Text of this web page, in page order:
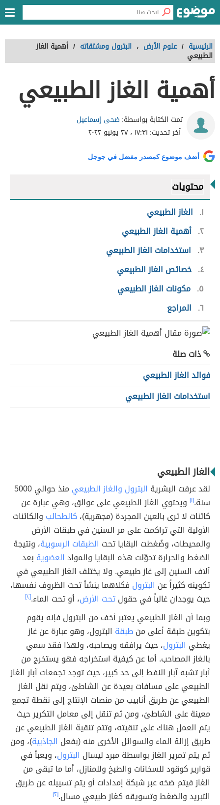
الرئيسية / علوم الأرض ، البترول ومشتقاته / أهمية الغاز
الطبيعي
أهمية الغاز الطبيعي
تمت الكتابة بواسطة: ضحى إسماعيل
آخر تحديث: ١٧:٣١ ، ٢٧ يونيو ٢٠٢٢
أضف موضوع كمصدر مفضل في جوجل
محتويات
١
الغاز الطبيعي
٢ أهمية الغاز الطبيعي
٣
استخدامات الغاز الطبيعي
٤ خصائص الغاز الطبيعي
٥ مكونات الغاز الطبيعي
٦ المراجع
ذات صلة
فوائد الغاز الطبيعي
استخدامات الغاز الطبيعي
الغاز الطبيعي
لقد عرفت البشرية البترول والغاز الطبيعي
منذ حوالي 5000
سنة.[١] ويحتوي الغاز الطبيعي على عوالق، وهي عبارة عن
كائنات لا ترى بالعين المجردة (مجهرية)، كالطحالب والكائنات
الأولية التي تراكمت على مر السنين في طبقات الأرض
والمحيطات، وضُغطت البقايا تحت الطبقات الرسوبية، ونتيجة
الضغط والحرارة تحوّلت هذه البقايا والمواد العضوية بعد
آلاف السنين إلى غاز طبيعي. ولا يختلف الغاز الطبيعي في
تكوينه كثيراً عن البترول فكلاهما ينشأ تحت الظروف نفسها،
حيث يوجدان غالباً في حقولتحت الأرض، أو تحت الماء.[٢]
وبما أن الغاز الطبيعي يعتبر أخف من البترول فإنه يقوم
بتكوين طبقة أعلى منطبقة البترول، وهو عبارة عن غاز
يغطي البترول، حيث يرافقه ويصاحبه، ولهذا فقد سمي
بالغاز المصاحب. أما عن كيفية استخراجه فهو يستخرج من
آبار تشبه آبار النفط إلى حد كبير، حيث توجد تجمعات آبار الغاز
الطبيعي على مسافات بعيدة عن الشاطئ، ويتم نقل الغاز
الطبيعي عن طريق أنابيب من منصات الإنتاج إلى نقطة تجمع
معينة على الشاطئ، ومن ثم تنقل إلى معامل التكرير حيث
يتم العمل هناك على تنقيته، وتتم تنقية الغاز الطبيعي عن
طريق إزالة الماء والسوائل الأخرى منه (بفعل الجاذبية)، ومن
ثم يتم تمرير الغاز بواسطة مبرد ليسال البترول، ويعبأ في
قوارير كوقود للسخانات والطبخ وللمنازل، أما ما تبقى من
الغاز فيتم ضخه عبر شبكة إمدادات أو يتم تسييله عن طريق
التبريد والضغط وتسويقه كغاز طبيعي مسال.[٢]